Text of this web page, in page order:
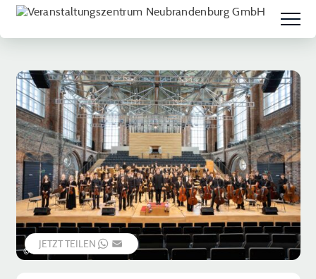
© Urte Kaunas
JETZT TEILEN WHATSAPP
EMAIL